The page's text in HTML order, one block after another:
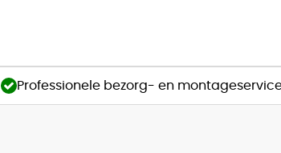
Professionele bezorg- en